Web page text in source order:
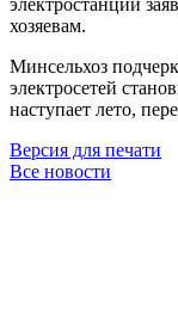
хозяевам.
Минсельхоз
электросетей
наступает лето,
Версия для печати
Все новости